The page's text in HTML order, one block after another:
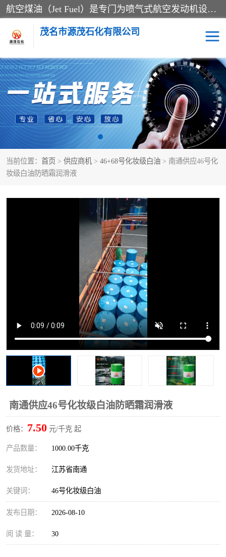
航空煤油（Jet Fuel）是专门为喷气式航空发动机设计的高纯度燃料，主要分为Jet A、Jet A-1和Jet B等类型。其特点是闪点高、低温流动性好，并添加了抗静电剂和抗氧化剂以确保飞行安全。航空煤油需
茂名市源茂石化有限公司
当前位置： 首页 > 供应商机 > 46+68号化妆级白油 > 南通供应46号化
妆级白油防晒霜润滑液
南通供应46号化妆级白油防晒霜润滑液
价格： 7.50 元/千克 起
产品数量： 1000.00千克
发货地址： 江苏省南通
关键词： 46号化妆级白油
发布日期： 2026-08-10
阅 读 量： 30
RP3航空煤油 D20+D30溶剂油
D40+D60溶剂油 D80+D100溶剂油
6号+120号溶剂油 260号溶剂油
异构烷烃 天然乳胶
46+68号化妆级白油